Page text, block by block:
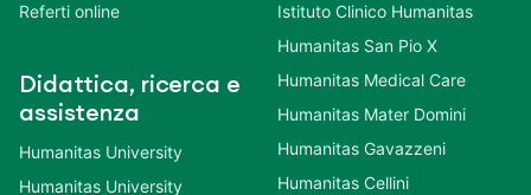
Referti online
Didattica, ricerca e
assistenza
Humanitas University
Humanitas University
Istituto Clinico Humanitas
Humanitas San Pio X
Humanitas Medical Care
Humanitas Mater Domini
Humanitas Gavazzeni
Humanitas Cellini